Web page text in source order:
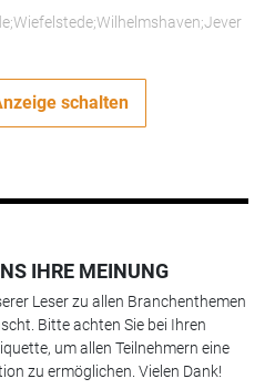
schalten
IHRE MEINUNG
Leser zu allen Branchenthemen
Bitte achten Sie bei Ihren
um allen Teilnehmern eine
zu ermöglichen. Vielen Dank!